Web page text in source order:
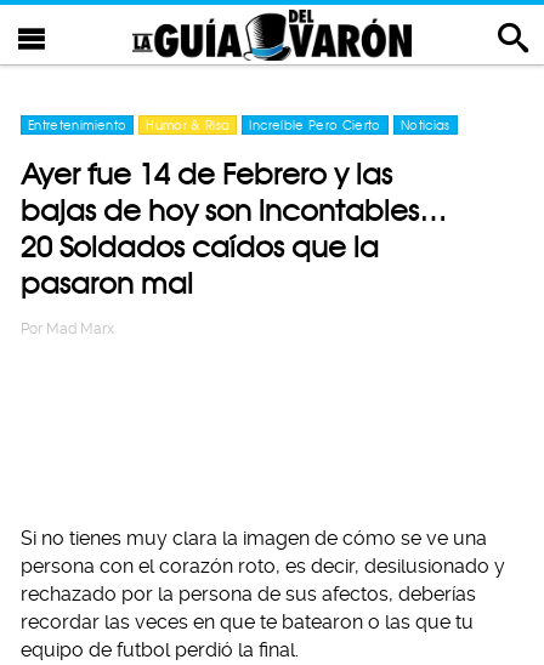
Entretenimiento Humor & Risa Increíble Pero Cierto Noticias
Ayer fue 14 de Febrero y las
bajas de hoy son incontables…
20 Soldados caídos que la
pasaron mal
Por Mad Marx
Si no tienes muy clara la imagen de cómo se ve una
persona con el corazón roto, es decir, desilusionado y
rechazado por la persona de sus afectos, deberías
recordar las veces en que te batearon o las que tu
equipo de futbol perdió la final.